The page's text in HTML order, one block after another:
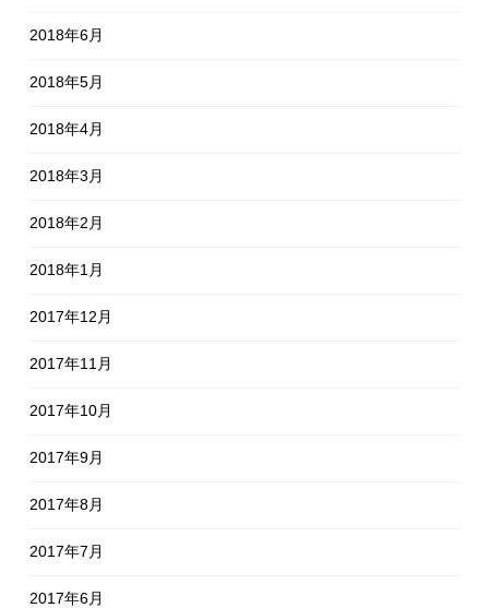
2018年6月
2018年5月
2018年4月
2018年3月
2018年2月
2018年1月
2017年12月
2017年11月
2017年10月
2017年9月
2017年8月
2017年7月
2017年6月